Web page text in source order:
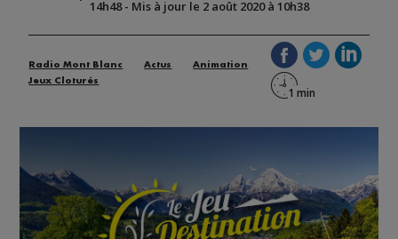
14h48- Mis à jour le 2 août 2020 à 10h38
Radio Mont Blanc Actus
Animation
Jeux Cloturés